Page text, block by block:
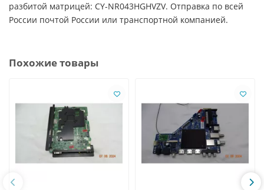
разбитой матрицей: CY-NR043HGHVZV. Отправка по всей
России почтой России или транспортной компанией.
Похожие товары